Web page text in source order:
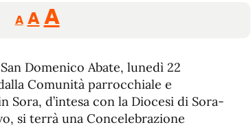
A
Reducir
tamaño
A Restablecer
tamaño
fuente
AAumentar
de
fuente.
Domenico Abate, lunedì 22
Comunità parrocchiale e
Sora, d’intesa con la Diocesi di Sora-
si terrà una Concelebrazione